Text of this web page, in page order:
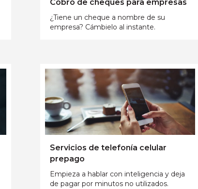
Cobro de cheques para empresas
¿Tiene un cheque a nombre de su
empresa? Cámbielo al instante.
Servicios de telefonía celular
prepago
Empieza a hablar con inteligencia y deja
de pagar por minutos no utilizados.